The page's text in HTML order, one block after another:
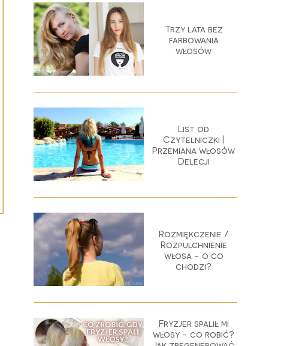
Trzy lata bez
farbowania
włosów
List od
Czytelniczki |
Przemiana włosów
Delecji
Rozmiękczenie /
Rozpulchnienie
włosa - o co
chodzi?
Fryzjer spalił mi
włosy - co robić?